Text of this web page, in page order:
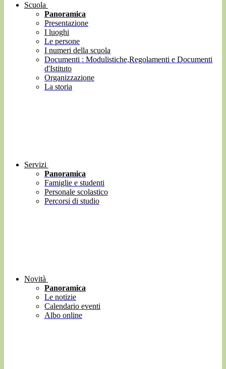
Scuola
Panoramica
Presentazione
I luoghi
Le persone
I numeri della scuola
Documenti : Modulistiche,Regolamenti e Documenti
d'Istituto
Organizzazione
La storia
Servizi
Panoramica
Famiglie e studenti
Personale scolastico
Percorsi di studio
Novità
Panoramica
Le notizie
Calendario eventi
Albo online